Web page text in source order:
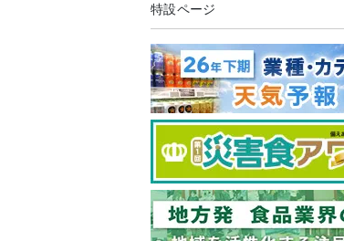
特設ページ